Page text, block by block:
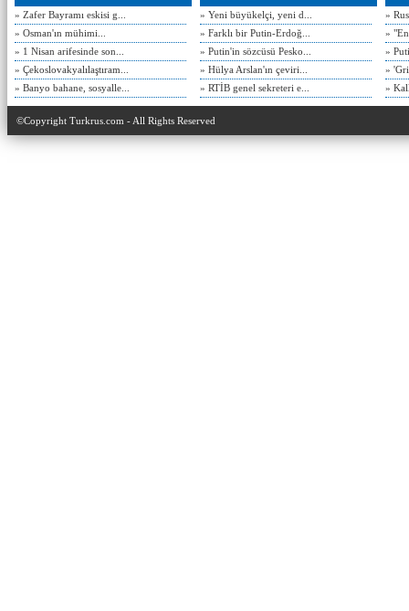
» Zafer Bayramı eskisi g...
» Osman'ın mühimi...
» 1 Nisan arifesinde son...
» Çekoslovakyalılaştıram...
» Banyo bahane, sosyalle...
» Yeni büyükelçi, yeni d...
» Farklı bir Putin-Erdoğ...
» Putin'in sözcüsü Pesko...
» Hülya Arslan'ın çeviri...
» RTİB genel sekreteri e...
»
»
»
»
»
©Copyright Turkrus.com - All Rights Reserved